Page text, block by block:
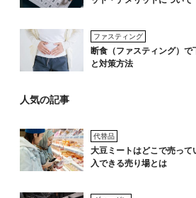
ファスティング
断食（ファスティング）
と対策方法
人気の記事
代替品
大豆ミートはどこで売っ
入できる売り場とは